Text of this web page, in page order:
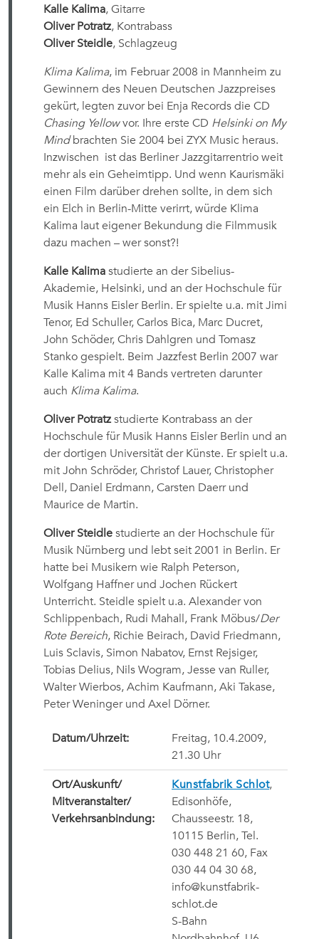
Kalle Kalima, Gitarre
Oliver Potratz, Kontrabass
Oliver Steidle, Schlagzeug
Klima Kalima, im Februar 2008 in Mannheim zu
Gewinnern des Neuen Deutschen Jazzpreises
gekürt, legten zuvor bei Enja Records die CD
Chasing Yellowvor. Ihre erste CD Helsinki on My
Mindbrachten Sie 2004 bei ZYX Music heraus.
Inzwischen ist das Berliner Jazzgitarrentrio weit
mehr als ein Geheimtipp. Und wenn Kaurismäki
einen Film darüber drehen sollte, in dem sich
ein Elch in Berlin-Mitte verirrt, würde Klima
Kalima laut eigener Bekundung die Filmmusik
dazu machen – wer sonst?!
Kalle Kalima studierte an der Sibelius-
Akademie, Helsinki, und an der Hochschule für
Musik Hanns Eisler Berlin. Er spielte u.a. mit Jimi
Tenor, Ed Schuller, Carlos Bica, Marc Ducret,
John Schöder, Chris Dahlgren und Tomasz
Stanko gespielt. Beim Jazzfest Berlin 2007 war
Kalle Kalima mit 4 Bands vertreten  darunter
auch Klima Kalima.
Oliver Potratz studierte Kontrabass an der
Hochschule für Musik Hanns Eisler Berlin und an
der dortigen Universität der Künste. Er spielt u.a.
mit John Schröder, Christof Lauer, Christopher
Dell, Daniel Erdmann, Carsten Daerr und
Maurice de Martin.
Oliver Steidle studierte an der Hochschule für
Musik Nürnberg und lebt seit 2001 in Berlin. Er
hatte bei Musikern wie Ralph Peterson,
Wolfgang Haffner und Jochen Rückert
Unterricht. Steidle spielt u.a. Alexander von
Schlippenbach, Rudi Mahall, Frank Möbus/Der
Rote Bereich, Richie Beirach, David Friedmann,
Luis Sclavis, Simon Nabatov, Ernst Rejsiger,
Tobias Delius, Nils Wogram, Jesse van Ruller,
Walter Wierbos, Achim Kaufmann, Aki Takase,
Peter Weninger und Axel Dörner.
Datum/Uhrzeit:
Freitag, 10.4.2009,
21.30 Uhr
Ort/Auskunft/
Mitveranstalter/
Verkehrsanbindung:
Kunstfabrik Schlot,
Edisonhöfe,
Chausseestr. 18,
10115 Berlin, Tel.
030 448 21 60, Fax
030 44 04 30 68,
info@kunstfabrik-
schlot.de
S-Bahn